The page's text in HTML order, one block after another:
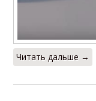
Читать дальше →